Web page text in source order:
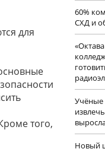
для
того,
60%
СХД и
Новый